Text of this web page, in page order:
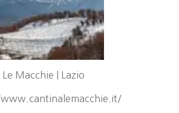
Le Macchie | Lazio